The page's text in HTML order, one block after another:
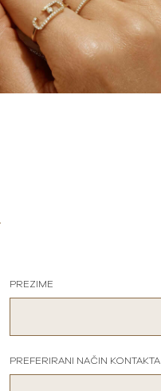
PREZIME
PREFERIRANI NAČIN KONTAKTA